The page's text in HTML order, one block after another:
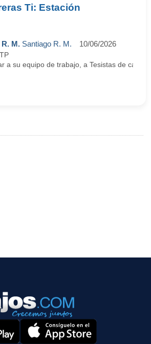
Ti: Estación
M. Santiago R. M. 10/06/2026
a su equipo de trabajo, a Tesistas de